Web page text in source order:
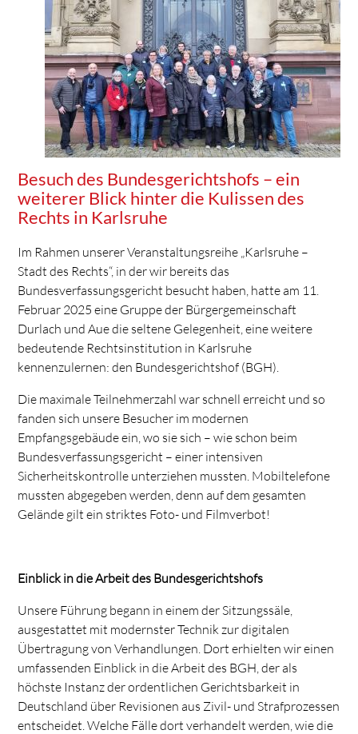
Besuch des Bundesgerichtshofs – ein
weiterer Blick hinter die Kulissen des
Rechts in Karlsruhe
Im Rahmen unserer Veranstaltungsreihe „Karlsruhe –
Stadt des Rechts“, in der wir bereits das
Bundesverfassungsgericht besucht haben, hatte am 11.
Februar 2025 eine Gruppe der Bürgergemeinschaft
Durlach und Aue die seltene Gelegenheit, eine weitere
bedeutende Rechtsinstitution in Karlsruhe
kennenzulernen: den Bundesgerichtshof (BGH).
Die maximale Teilnehmerzahl war schnell erreicht und so
fanden sich unsere Besucher im modernen
Empfangsgebäude ein, wo sie sich – wie schon beim
Bundesverfassungsgericht – einer intensiven
Sicherheitskontrolle unterziehen mussten. Mobiltelefone
mussten abgegeben werden, denn auf dem gesamten
Gelände gilt ein striktes Foto- und Filmverbot!
Einblick in die Arbeit des Bundesgerichtshofs
Unsere Führung begann in einem der Sitzungssäle,
ausgestattet mit modernster Technik zur digitalen
Übertragung von Verhandlungen. Dort erhielten wir einen
umfassenden Einblick in die Arbeit des BGH, der als
höchste Instanz der ordentlichen Gerichtsbarkeit in
Deutschland über Revisionen aus Zivil- und Strafprozessen
entscheidet. Welche Fälle dort verhandelt werden, wie die